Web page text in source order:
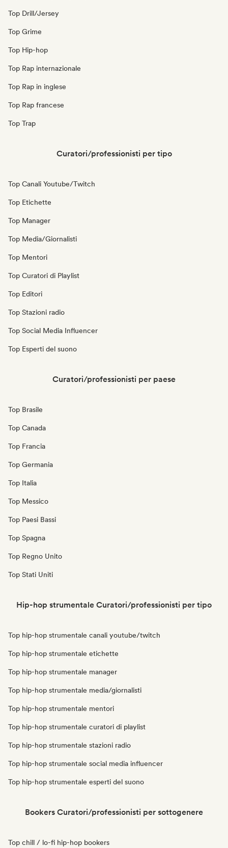
Top Drill/Jersey
Top Grime
Top Hip-hop
Top Rap internazionale
Top Rap in inglese
Top Rap francese
Top Trap
Curatori/professionisti per tipo
Top Canali Youtube/Twitch
Top Etichette
Top Manager
Top Media/Giornalisti
Top Mentori
Top Curatori di Playlist
Top Editori
Top Stazioni radio
Top Social Media Influencer
Top Esperti del suono
Curatori/professionisti per paese
Top Brasile
Top Canada
Top Francia
Top Germania
Top Italia
Top Messico
Top Paesi Bassi
Top Spagna
Top Regno Unito
Top Stati Uniti
Hip-hop strumentale Curatori/professionisti per tipo
Top hip-hop strumentale canali youtube/twitch
Top hip-hop strumentale etichette
Top hip-hop strumentale manager
Top hip-hop strumentale media/giornalisti
Top hip-hop strumentale mentori
Top hip-hop strumentale curatori di playlist
Top hip-hop strumentale stazioni radio
Top hip-hop strumentale social media influencer
Top hip-hop strumentale esperti del suono
Bookers Curatori/professionisti per sottogenere
Top chill / lo-fi hip-hop bookers